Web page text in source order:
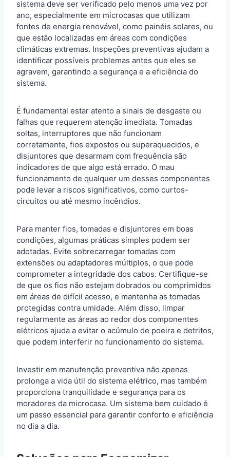
sistema deve ser verificado pelo menos uma vez por
ano, especialmente em microcasas que utilizam
fontes de energia renovável, como painéis solares, ou
que estão localizadas em áreas com condições
climáticas extremas. Inspeções preventivas ajudam a
identificar possíveis problemas antes que eles se
agravem, garantindo a segurança e a eficiência do
sistema.
É fundamental estar atento a sinais de desgaste ou
falhas que requerem atenção imediata. Tomadas
soltas, interruptores que não funcionam
corretamente, fios expostos ou superaquecidos, e
disjuntores que desarmam com frequência são
indicadores de que algo está errado. O mau
funcionamento de qualquer um desses componentes
pode levar a riscos significativos, como curtos-
circuitos ou até mesmo incêndios.
Para manter fios, tomadas e disjuntores em boas
condições, algumas práticas simples podem ser
adotadas. Evite sobrecarregar tomadas com
extensões ou adaptadores múltiplos, o que pode
comprometer a integridade dos cabos. Certifique-se
de que os fios não estejam dobrados ou comprimidos
em áreas de difícil acesso, e mantenha as tomadas
protegidas contra umidade. Além disso, limpar
regularmente as áreas ao redor dos componentes
elétricos ajuda a evitar o acúmulo de poeira e detritos,
que podem interferir no funcionamento do sistema.
Investir em manutenção preventiva não apenas
prolonga a vida útil do sistema elétrico, mas também
proporciona tranquilidade e segurança para os
moradores da microcasa. Um sistema bem cuidado é
um passo essencial para garantir conforto e eficiência
no dia a dia.